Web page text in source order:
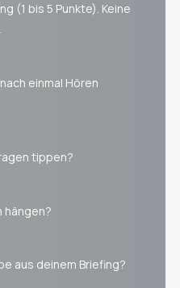
(1 bis 5 Punkte). Keine
einmal Hören
tippen?
hängen?
aus deinem Briefing?